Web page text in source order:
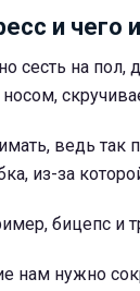
и чего
сесть на пол,
ведь так
из-за
бицепс и
нам нужно